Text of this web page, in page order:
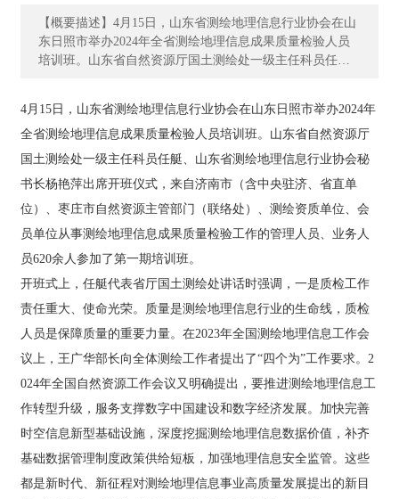
誉
主
务
目
例
新
闻
动
工
【概要描述】4月15日，山东省测绘地理信息行业协会在山
东日照市举办2024年全省测绘地理信息成果质量检验人员
培训班。山东省自然资源厅国土测绘处一级主任科员任
然资源主管部门（联络处）、测绘资质单位、会员单位从
事测绘地理信息成果质量检验工作的管理人员、业务人员6
20余人参加了第一期培训班。 开班式上，任艇代表省厅国
荣。质量是测绘地理信息行业的生命线，质检人员是保障
质量的重要力量。在2023年全国测绘地理信息工作会议
上，王广华部长向全体测绘工作者提出了“四个为”工作要
绘地理信息工作转型升级，服务支撑数字中国建设和数字
经济发展。加快完善时空信息新型基础设施，深度挖掘测
绘地理信息数据价值，补齐基础数据管理制度政策供给短
测绘地理信息事业高质量发展提出的新目标、新要求，实
现这些目标永远绕不开质量这条生命线。 二是质检工作依
然存在问题，亟待解决。近年来，各单位质量意识明显提
务质量与经济社会发展和自然资源管理工作的要求还存在
一定差距。主要表现在：思想上不重视、制度上不落实、
能力上有欠缺。特别是近几年测绘技术手段越来越先进，
地理信息模型等新成果质检标准，都对质检员提出了更高
4月15日，山东省测绘地理信息行业协会在山东日照市举办2024年
全省测绘地理信息成果质量检验人员培训班。山东省自然资源厅
国土测绘处一级主任科员任艇、山东省测绘地理信息行业协会秘
书长杨艳萍出席开班仪式，来自济南市（含中央驻济、省直单
位）、枣庄市自然资源主管部门（联络处）、测绘资质单位、会
员单位从事测绘地理信息成果质量检验工作的管理人员、业务人
员620余人参加了第一期培训班。
开班式上，任艇代表省厅国土测绘处讲话时强调，一是质检工作
责任重大、使命光荣。质量是测绘地理信息行业的生命线，质检
人员是保障质量的重要力量。在2023年全国测绘地理信息工作会
议上，王广华部长向全体测绘工作者提出了“四个为”工作要求。2
024年全国自然资源工作会议又明确提出，要推进测绘地理信息工
作转型升级，服务支撑数字中国建设和数字经济发展。加快完善
时空信息新型基础设施，深度挖掘测绘地理信息数据价值，补齐
基础数据管理制度政策供给短板，加强地理信息安全监管。这些
都是新时代、新征程对测绘地理信息事业高质量发展提出的新目